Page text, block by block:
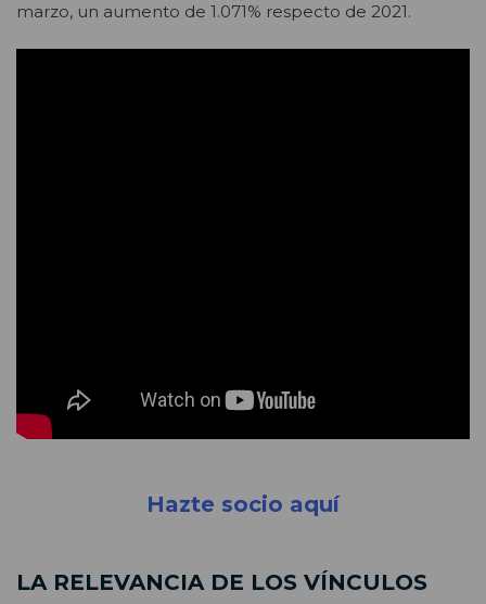
marzo, un aumento de 1.071% respecto de 2021.
Hazte socio aquí
LA RELEVANCIA DE LOS VÍNCULOS